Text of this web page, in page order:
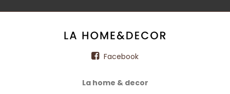
Facebook
La home & decor